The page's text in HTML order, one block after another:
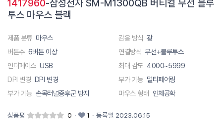
1417960-삼성전자 SM-M1300QB 버티컬 무선 블루
투스 마우스 블랙
제품 분류 마우스 감응 방식 광
버튼수 6버튼 이상 연결방식 무선+블루투스
인터페이스 USB 최대 감도 4000~5999
DPI 변경 DPI 변경 부가 기능 멀티페어링
부가 기능 손목터널증후군 방지 마우스 형태 인체공학
상품평 0 · 1 · 등록일 2023.06.15